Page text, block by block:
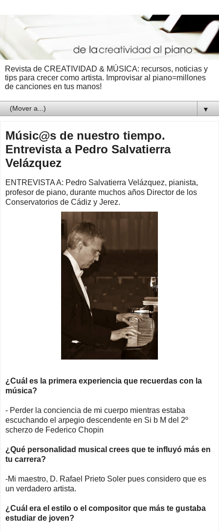
Revista de CREATIVIDAD & MÚSICA: recursos, noticias y
tips para crecer como artista. Improvisar al piano=millones
de canciones en tus manos!
▼
Músic@s de nuestro tiempo.
Entrevista a Pedro Salvatierra
Velázquez
ENTREVISTA A: Pedro Salvatierra Velázquez, pianista,
profesor de piano, durante muchos años Director de los
Conservatorios de Cádiz y Jerez.
¿Cuál es la primera experiencia que recuerdas con la
música?
- Perder la conciencia de mi cuerpo mientras estaba
escuchando el arpegio descendente en Si b M del 2º
scherzo de Federico Chopin
¿Qué personalidad musical crees que te influyó más en
tu carrera?
-Mi maestro, D. Rafael Prieto Soler pues considero que es
un verdadero artista.
¿Cuál era el estilo o el compositor que más te gustaba
estudiar de joven?